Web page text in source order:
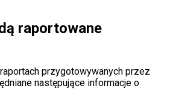
raportowane
przygotowywanych przez
następujące informacje o